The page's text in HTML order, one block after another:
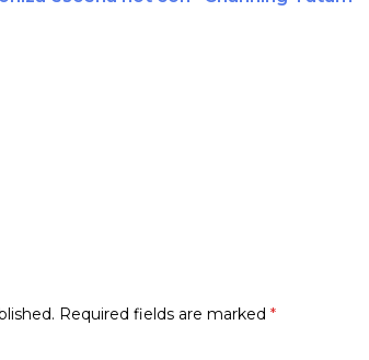
Required fields are marked *